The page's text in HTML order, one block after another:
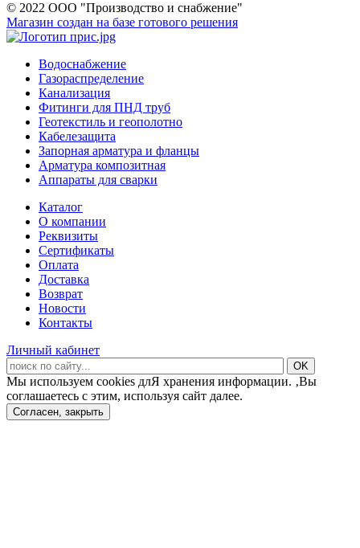
© 2022 ООО "Производство и снабжение"
Магазин создан на базе готового решения
Водоснабжение
Газораспределение
Канализация
Фитинги для ПНД труб
Геотекстиль и геополотно
Кабелезащита
Запорная арматура и фланцы
Арматура композитная
Аппараты для сварки
Каталог
О компании
Реквизиты
Сертификаты
Оплата
Доставка
Возврат
Новости
Контакты
Личный кабинет
Мы используем cookies длЯ хранения информации. ‚Вы
соглашаетесь с этим, используя сайт далее.
Согласен, закрыть